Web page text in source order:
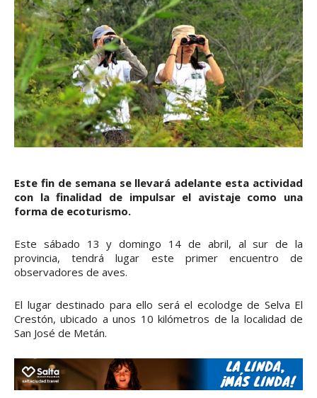
Este fin de semana se llevará adelante esta actividad
con la finalidad de impulsar el avistaje como una
forma de ecoturismo.
Este sábado 13 y domingo 14 de abril, al sur de la
provincia, tendrá lugar este primer encuentro de
observadores de aves.
El lugar destinado para ello será el ecolodge de Selva El
Crestón, ubicado a unos 10 kilómetros de la localidad de
San José de Metán.